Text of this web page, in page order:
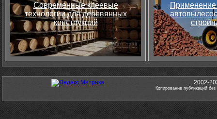
Современные клеевые
технологии для деревянных
конструкций
Применение
2002-
Копирование публикаций